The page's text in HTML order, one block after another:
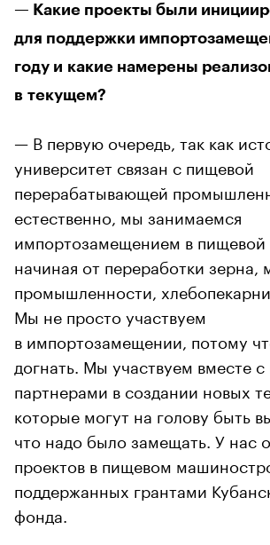
— Какие проекты были
для поддержки
году и какие намерены
в текущем?
— В первую очередь, так как
университет связан с пищевой
перерабатывающей
естественно, мы занимаемся
импортозамещением в пищевой
начиная от переработки зерна,
промышленности,
Мы не просто участвуем
в импортозамещении, потому
догнать. Мы участвуем вместе
партнерами в создании новых
которые могут на голову быть
что надо было замещать. У нас
проектов в пищевом
поддержанных грантами
фонда.